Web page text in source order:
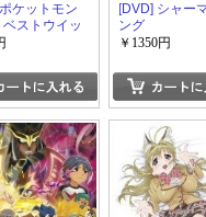
ケットモン
ベストウイッ
カチュウのサ
[DVD] シャー
ング
￥1350円